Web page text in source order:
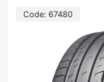
Code: 67480